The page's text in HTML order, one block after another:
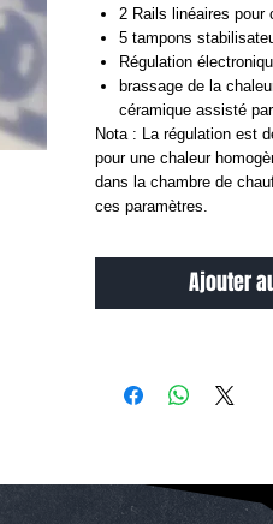
2 Rails linéaires pour
5 tampons
Régulation
brassage de la
céramique assisté
Nota : La régulation est
pour une chaleur
dans la chambre de
ces paramètres.
Ajouter